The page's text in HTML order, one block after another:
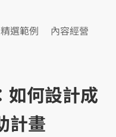
精選範例 內容經營
何設計成
計畫